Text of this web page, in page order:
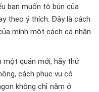
bạn muốn tô bún của
theo ý thích. Đây là cách
mình một cách cá nhân
một quán mới, hãy thử
cách phục vụ có
không chỉ nằm ở